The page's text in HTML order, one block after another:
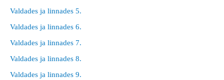
Valdades ja linnades 5.
Valdades ja linnades 6.
Valdades ja linnades 7.
Valdades ja linnades 8.
Valdades ja linnades 9.